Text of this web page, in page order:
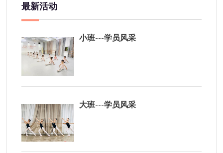
最新活动
小班---学员风采
大班---学员风采